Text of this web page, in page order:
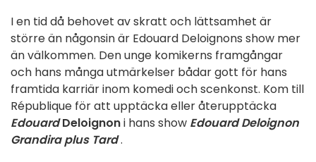
I en tid då behovet av skratt och lättsamhet är
större än någonsin är Edouard Deloignons show mer
än välkommen. Den unge komikerns framgångar
och hans många utmärkelser bådar gott för hans
framtida karriär inom komedi och scenkonst. Kom till
République för att upptäcka eller återupptäcka
EdouardDeloignoni hans show Edouard Deloignon
Grandira plus Tard.